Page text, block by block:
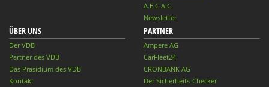
A.E.C.A.C.
Newsletter
ÜBER UNS
Der VDB
Partner des VDB
Das Präsidium des VDB
Kontakt
PARTNER
Ampere AG
CarFleet24
CRONBANK AG
Der Sicherheits-Checker